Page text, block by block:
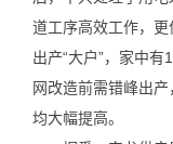
道工序高效工作，
出产“大户”，家中
网改造前需错峰出
均大幅提高。